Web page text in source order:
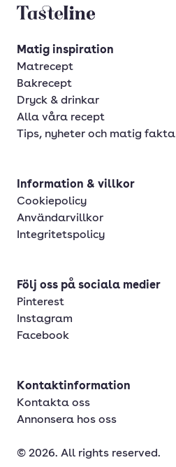
Tasteline startsida
Matig inspiration
Matrecept
Bakrecept
Dryck & drinkar
Alla våra recept
Tips, nyheter och matig fakta
Information & villkor
Cookiepolicy
Användarvillkor
Integritetspolicy
Följ oss på sociala medier
Pinterest
Instagram
Facebook
Kontaktinformation
Kontakta oss
Annonsera hos oss
© 2026. All rights reserved.